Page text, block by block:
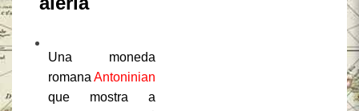
Una moneda
romana Antoninian
que mostra a